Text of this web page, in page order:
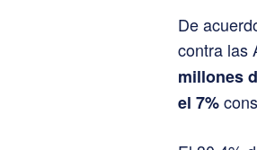
De
contra las
millones
el 7%